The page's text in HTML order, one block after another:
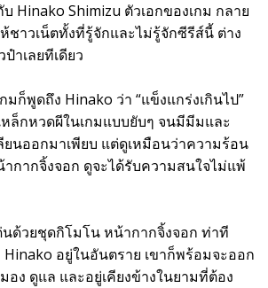
Hinako Shimizu ตัวเอกของเกม กลาย
ชาวเน็ตทั้งที่รู้จักและไม่รู้จักซีรีส์นี้ ต่าง
ำเลยทีเดียว
ก็พูดถึง Hinako ว่า “แข็งแกร่งเกินไป”
ล็กหวดผีในเกมแบบยับๆ จนมีมีมและ
นออกมาเพียบ แต่ดูเหมือนว่าความร้อน
กากจิ้งจอก ดูจะได้รับความสนใจไม่แพ้
ด้วยชุดกิโมโน หน้ากากจิ้งจอก ท่าที
อยู่ในอันตราย เขาก็พร้อมจะออก
อง ดูแล และอยู่เคียงข้างในยามที่ต้อง